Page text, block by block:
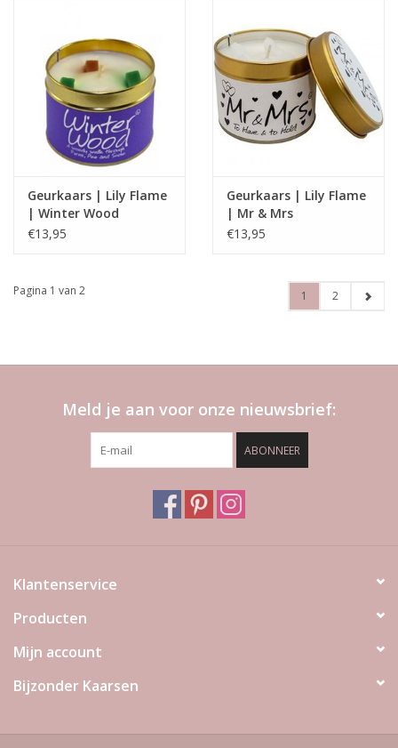
Geurkaars | Lily Flame
| Winter Wood
€13,95
Geurkaars | Lily Flame
| Mr & Mrs
€13,95
Pagina 1 van 2 1 2
Meld je aan voor onze nieuwsbrief:
ABONNEER
Klantenservice
Producten
Mijn account
Bijzonder Kaarsen